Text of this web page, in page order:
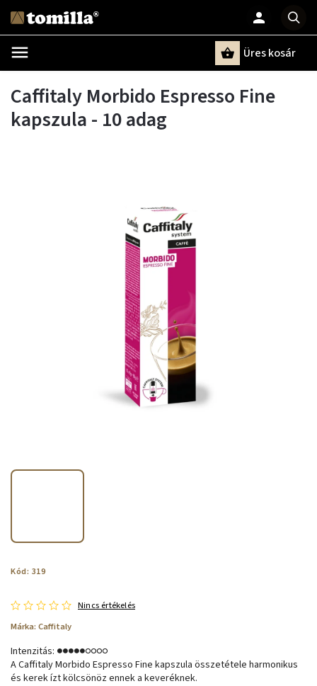
Üres kosár
Caffitaly Morbido Espresso Fine
kapszula - 10 adag
Kód: 319
Nincs értékelés
Márka: Caffitaly
Intenzitás: ●●●●●○○○○
A Caffitaly Morbido Espresso Fine kapszula összetétele harmonikus
és kerek ízt kölcsönöz ennek a keveréknek.